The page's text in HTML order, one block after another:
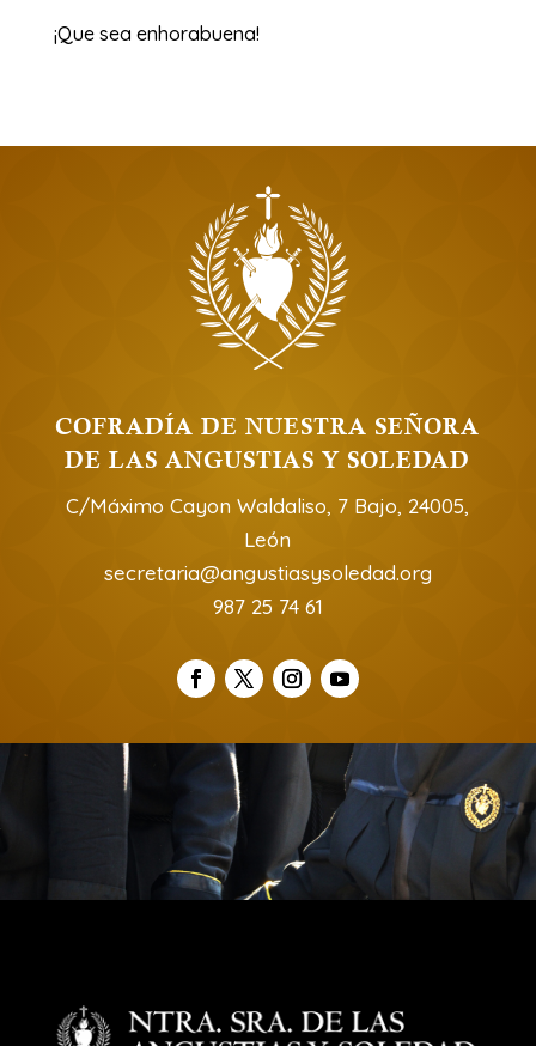
¡Que sea enhorabuena!
COFRADÍA DE NUESTRA SEÑORA
DE LAS ANGUSTIAS Y SOLEDAD
C/Máximo Cayon Waldaliso, 7 Bajo, 24005,
León
secretaria@angustiasysoledad.org
987 25 74 61